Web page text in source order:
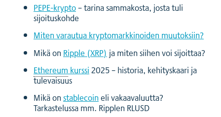
PEPE-krypto– tarina sammakosta, josta tuli
sijoituskohde
Miten varautua kryptomarkkinoiden muutoksiin?
Mikä on Ripple (XRP) ja miten siihen voi sijoittaa?
Ethereum kurssi2025 – historia, kehityskaari ja
tulevaisuus
Mikä onstablecoineli vakaavaluutta?
Tarkastelussa mm. Ripplen RLUSD